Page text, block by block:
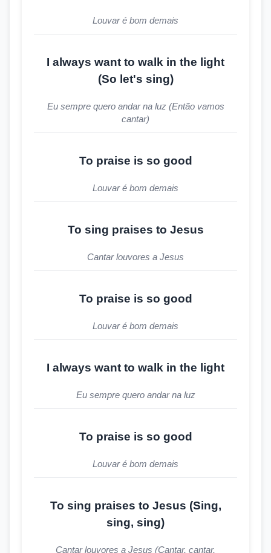
Louvar é bom demais
I always want to walk in the light
(So let's sing)
Eu sempre quero andar na luz (Então vamos
cantar)
To praise is so good
Louvar é bom demais
To sing praises to Jesus
Cantar louvores a Jesus
To praise is so good
Louvar é bom demais
I always want to walk in the light
Eu sempre quero andar na luz
To praise is so good
Louvar é bom demais
To sing praises to Jesus (Sing,
sing, sing)
Cantar louvores a Jesus (Cantar, cantar,